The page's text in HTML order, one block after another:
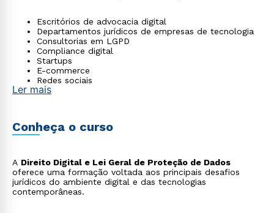
Escritórios de advocacia digital
Departamentos jurídicos de empresas de tecnologia
Consultorias em LGPD
Compliance digital
Startups
E-commerce
Redes sociais
Áreas de privacidade de dados
Ler mais
Conheça o curso
A Direito Digital e Lei Geral de Proteção de Dados
oferece uma formação voltada aos principais desafios
jurídicos do ambiente digital e das tecnologias
contemporâneas.